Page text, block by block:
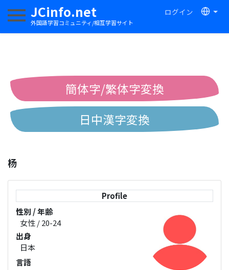
JCinfo.net
外国語学習コミュニティ/相互学習サイト
ログイン
ナビゲーションを切り替える
簡体字/繁体字変換
日中漢字変換
中国語注音変換
杨
Profile
性別 / 年齢
女性 / 20-24
出身
日本
言語